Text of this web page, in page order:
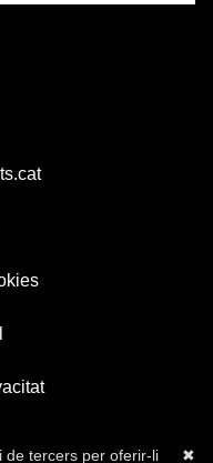
✖
de tercers per oferir-li